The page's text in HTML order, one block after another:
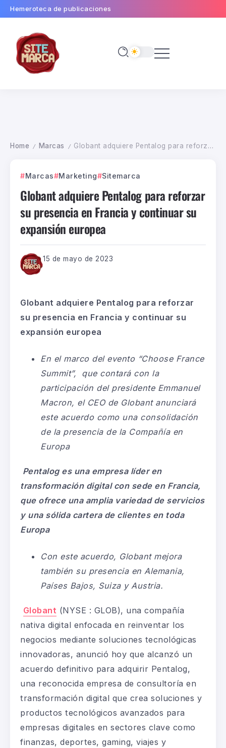
Hemeroteca de publicaciones
Home / Marcas / Globant adquiere Pentalog para reforzar su presencia en Francia y continuar su expansión europea
Marcas Marketing Sitemarca
Globant adquiere Pentalog para reforzar
su presencia en Francia y continuar su
expansión europea
15 de mayo de 2023
Globant adquiere Pentalog para reforzar
su presencia en Francia y continuar su
expansión europea
En el marco del evento “Choose France
Summit”, que contará con la
participación del presidente Emmanuel
Macron, el CEO de Globant anunciará
este acuerdo como una consolidación
de la presencia de la Compañía en
Europa
Pentalog es una empresa líder en
transformación digital con sede en Francia,
que ofrece una amplia variedad de servicios
y una sólida cartera de clientes en toda
Europa
Con este acuerdo, Globant mejora
también su presencia en Alemania,
Países Bajos, Suiza y Austria.
Globant (NYSE : GLOB), una compañía
nativa digital enfocada en reinventar los
negocios mediante soluciones tecnológicas
innovadoras, anunció hoy que alcanzó un
acuerdo definitivo para adquirir Pentalog,
una reconocida empresa de consultoría en
transformación digital que crea soluciones y
productos tecnológicos avanzados para
empresas digitales en sectores clave como
finanzas, deportes, gaming, viajes y